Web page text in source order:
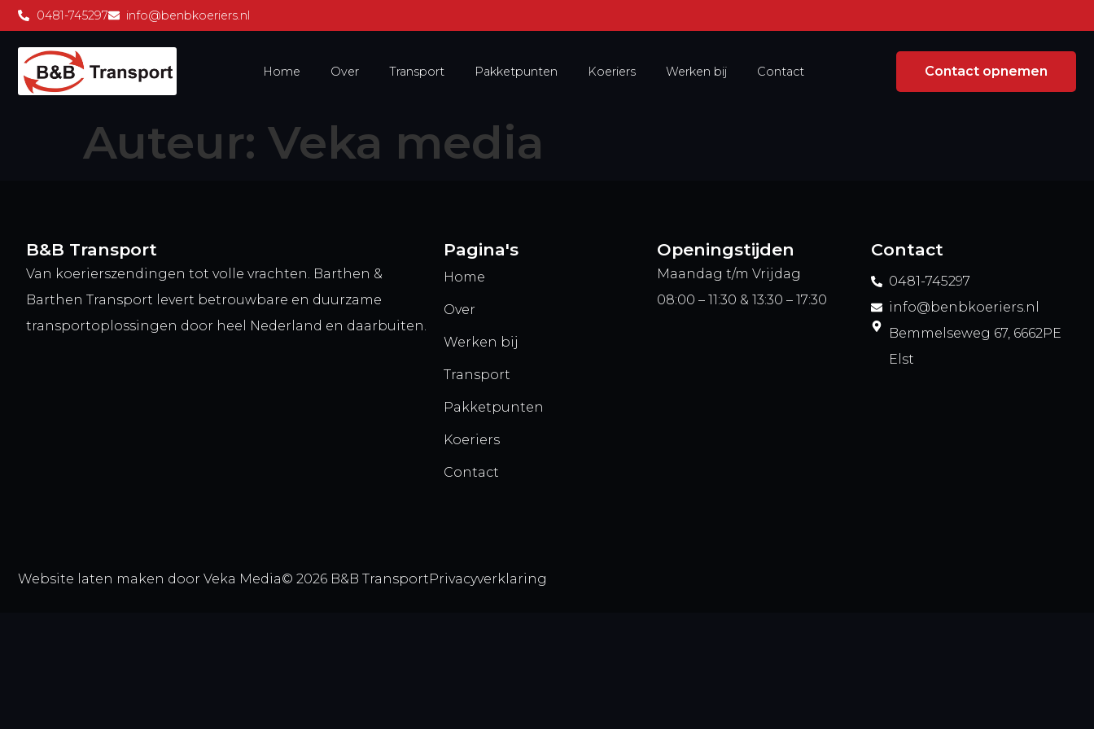
0481-745297 info@benbkoeriers.nl
Home Over Transport Pakketpunten Koeriers Werken bij Contact Contact opnemen
Auteur: Veka media
B&B Transport
Van koerierszendingen tot volle vrachten. Barthen &
Barthen Transport levert betrouwbare en duurzame
transportoplossingen door heel Nederland en daarbuiten.
Pagina's
Home
Over
Werken bij
Transport
Pakketpunten
Koeriers
Contact
Openingstijden
Maandag t/m Vrijdag
08:00 – 11:30 & 13:30 – 17:30
Contact
0481-745297
info@benbkoeriers.nl
Bemmelseweg 67, 6662PE
Elst
Website laten maken door Veka Media© 2026 B&B TransportPrivacyverklaring